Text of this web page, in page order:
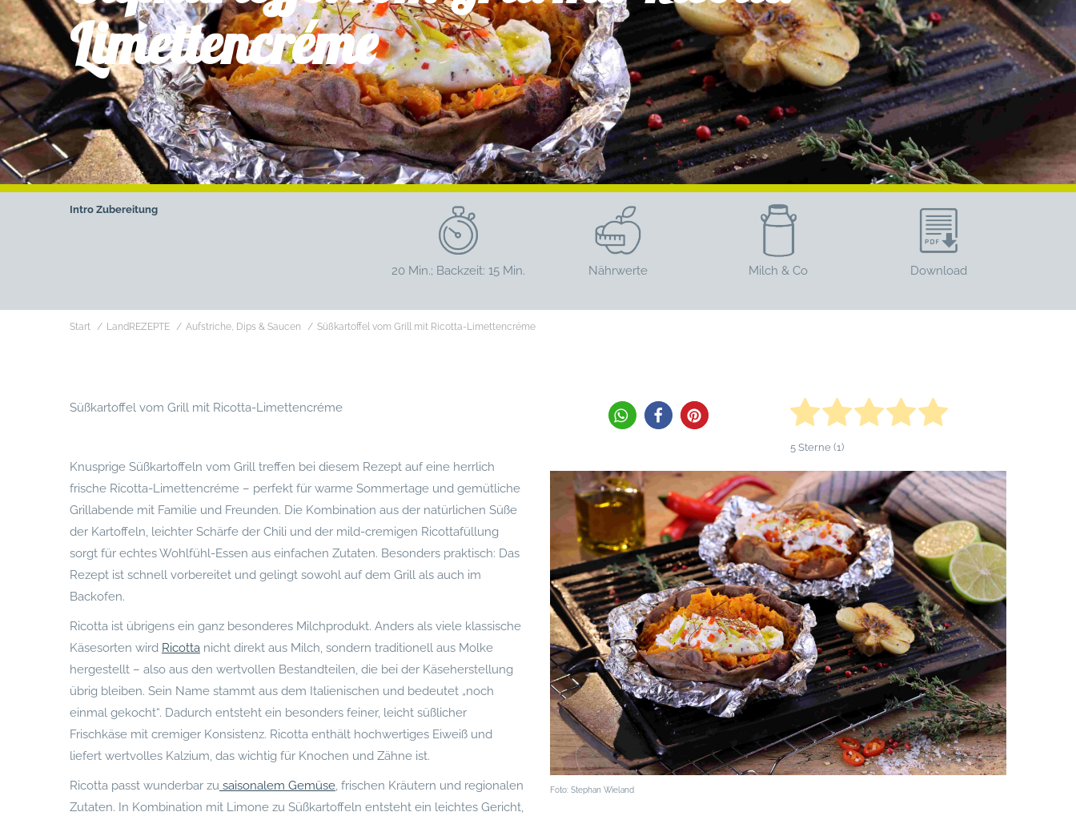
Limettencréme
Intro Zubereitung
20 Min.; Backzeit: 15 Min. Nährwerte Milch & Co Download
Sie befinden sich hier:
Start LandREZEPTE Aufstriche, Dips & Saucen Süßkartoffel vom Grill mit Ricotta-Limettencréme
Süßkartoffel vom Grill mit Ricotta-Limettencréme
Knusprige Süßkartoffeln vom Grill treffen bei diesem Rezept auf eine herrlich
frische Ricotta-Limettencréme – perfekt für warme Sommertage und gemütliche
Grillabende mit Familie und Freunden. Die Kombination aus der natürlichen Süße
der Kartoffeln, leichter Schärfe der Chili und der mild-cremigen Ricottafüllung
sorgt für echtes Wohlfühl-Essen aus einfachen Zutaten. Besonders praktisch: Das
Rezept ist schnell vorbereitet und gelingt sowohl auf dem Grill als auch im
Backofen.
Ricotta ist übrigens ein ganz besonderes Milchprodukt. Anders als viele klassische
Käsesorten wird Ricotta nicht direkt aus Milch, sondern traditionell aus Molke
hergestellt – also aus den wertvollen Bestandteilen, die bei der Käseherstellung
übrig bleiben. Sein Name stammt aus dem Italienischen und bedeutet „noch
einmal gekocht“. Dadurch entsteht ein besonders feiner, leicht süßlicher
Frischkäse mit cremiger Konsistenz. Ricotta enthält hochwertiges Eiweiß und
liefert wertvolles Kalzium, das wichtig für Knochen und Zähne ist.
Ricotta passt wunderbar zu saisonalem Gemüse, frischen Kräutern und regionalen
Zutaten. In Kombination mit Limone zu Süßkartoffeln entsteht ein leichtes Gericht,
5 Sterne (1)
Foto: Stephan Wieland